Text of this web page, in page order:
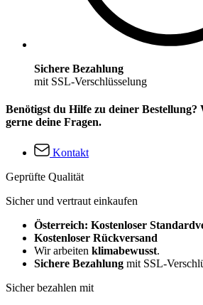
Sichere Bezahlung
mit SSL-Verschlüsselung
Benötigst du Hilfe zu deiner
gerne deine Fragen.
Kontakt
Geprüfte Qualität
Sicher und vertraut einkaufen
Österreich: Kostenloser
Kostenloser Rückversand
Wir arbeiten klimabewusst.
Sichere Bezahlung mit SSL-
Sicher bezahlen mit